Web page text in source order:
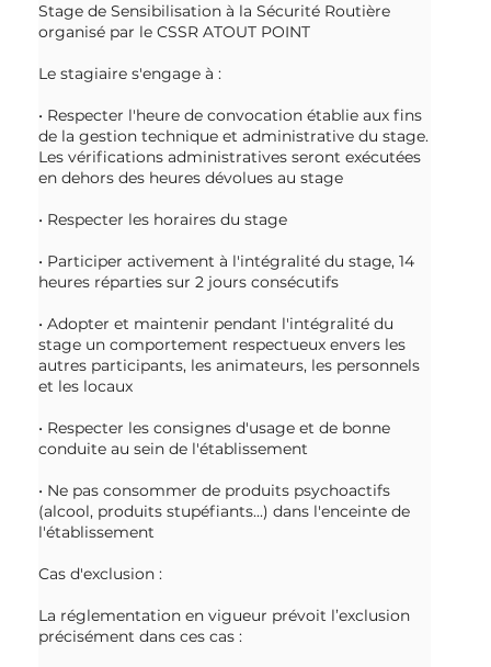
Stage de Sensibilisation à la Sécurité Routière
organisé par le CSSR ATOUT POINT
Le stagiaire s'engage à :
• Respecter l'heure de convocation établie aux fins
de la gestion technique et administrative du stage.
Les vérifications administratives seront exécutées
en dehors des heures dévolues au stage
• Respecter les horaires du stage
• Participer activement à l'intégralité du stage, 14
heures réparties sur 2 jours consécutifs
• Adopter et maintenir pendant l'intégralité du
stage un comportement respectueux envers les
autres participants, les animateurs, les personnels
et les locaux
• Respecter les consignes d'usage et de bonne
conduite au sein de l'établissement
• Ne pas consommer de produits psychoactifs
(alcool, produits stupéfiants...) dans l'enceinte de
l'établissement
Cas d'exclusion :
La réglementation en vigueur prévoit l’exclusion
précisément dans ces cas :